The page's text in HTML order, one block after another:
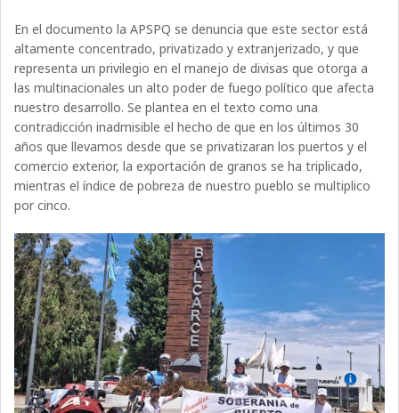
En el documento la APSPQ se denuncia que este sector está
altamente concentrado, privatizado y extranjerizado, y que
representa un privilegio en el manejo de divisas que otorga a
las multinacionales un alto poder de fuego político que afecta
nuestro desarrollo. Se plantea en el texto como una
contradicción inadmisible el hecho de que en los últimos 30
años que llevamos desde que se privatizaran los puertos y el
comercio exterior, la exportación de granos se ha triplicado,
mientras el índice de pobreza de nuestro pueblo se multiplico
por cinco.